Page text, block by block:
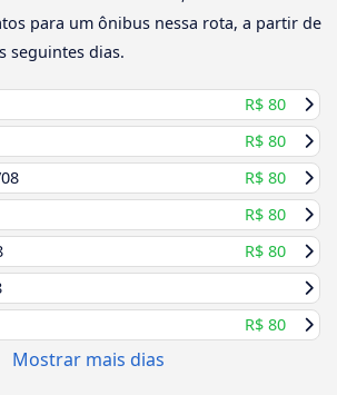
para um ônibus nessa rota, a partir de
seguintes dias.
R$ 80
R$ 80
R$ 80
R$ 80
R$ 80
R$ 80
Mostrar mais dias